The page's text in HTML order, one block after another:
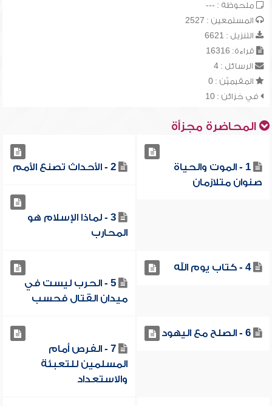
ملحوظة : ---
المستمعين : 2527
التنزيل : 6621
قراءة: 16316
الرسائل : 4
المقيميّن : 0
في خزائن : 10
المحاضرة مجزأة
1 - الموت والحياة
صنوان متلازمان
2 - الأحداث تصنع الأمم
3 - لماذا الإسلام هو
المحارب
4 - كتاب يوم الله
5 - الحرب ليست في
ميدان القتال فحسب
6 - الصلح مع اليهود
7 - الفرص أمام
المسلمين للتعبئة
والاستعداد